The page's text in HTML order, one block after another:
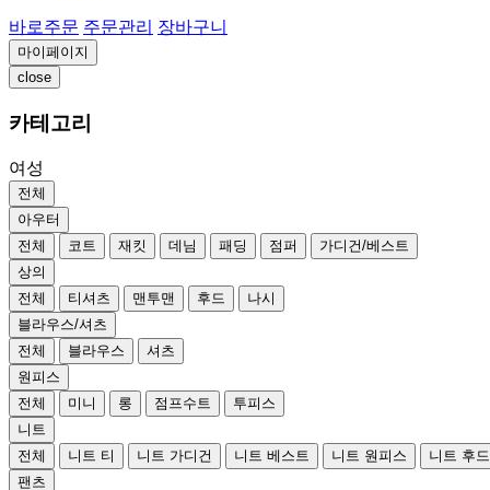
바로주문 주문관리 장바구니
마이페이지
close
카테고리
여성
전체
아우터
전체
코트 재킷 데님 패딩 점퍼
가디건/베스트
상의
전체
티셔츠 맨투맨 후드
나시
블라우스/셔츠
전체
블라우스
셔츠
원피스
전체
미니 롱 점프수트
투피스
니트
전체
니트 티 니트 가디건 니트 베스트 니트 원피스 니트 후
팬츠